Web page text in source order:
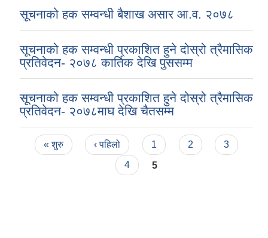
सूचनाको हक सम्वन्धी बैशाख असार आ.व. २०७८
सूचनाको हक सम्वन्धी प्रकाशित हुने दोस्रो त्रैमासिक
प्रतिवेदन- २०७८ कार्तिक देखि पुससम्म
सूचनाको हक सम्वन्धी प्रकाशित हुने दोस्रो त्रैमासिक
प्रतिवेदन- २०७८माघ देखि चैतसम्म
Pages
« शुरु ‹ पहिलो 1 2
3
4
5